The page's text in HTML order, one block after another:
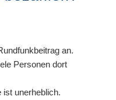
an.
Personen dort
ist unerheblich.